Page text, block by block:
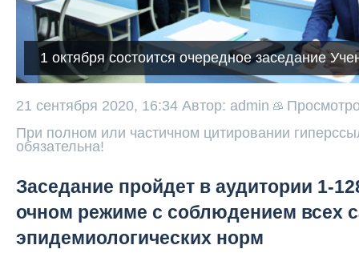
1 октября состоится очередное заседание
21 сентября 2020, 16:34 Автор: admin
При полном или частичном цитировании
обязательна!
Заседание пройдет в аудитории 1-
очном режиме с соблюдением всех
эпидемиологических норм